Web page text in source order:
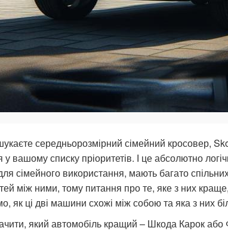
середньорозмірний сімейний кросовер,
у вашому списку пріоритетів. І це абсолютно
сімейного використання, мають багато
між ними, тому питання про те, яке з них
як ці дві машини схожі між собою та яка з них
який автомобіль кращий – Шкода Карок або